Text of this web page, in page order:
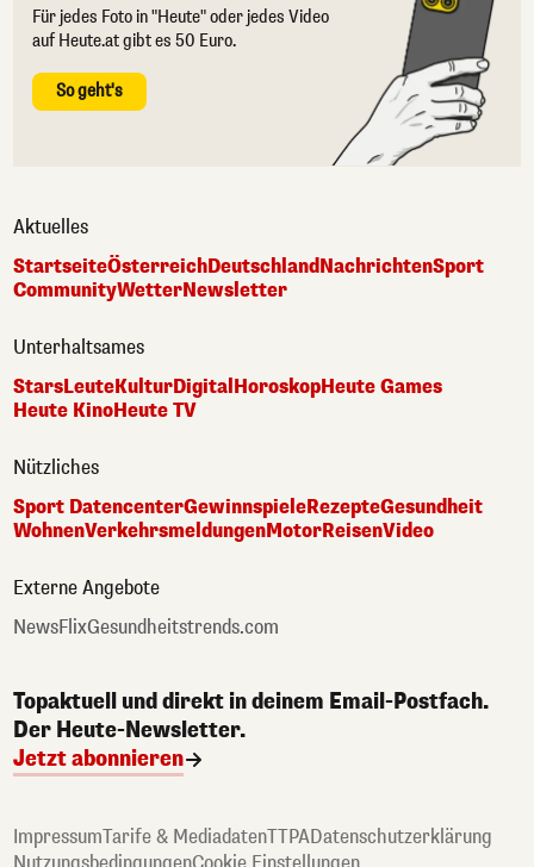
Für jedes Foto in "Heute" oder jedes Video
auf Heute.at gibt es 50 Euro.
So geht's
Aktuelles
StartseiteÖsterreichDeutschlandNachrichtenSport
CommunityWetterNewsletter
Unterhaltsames
StarsLeuteKulturDigital HoroskopHeute Games
Heute KinoHeute TV
Nützliches
Sport DatencenterGewinnspieleRezepteGesundheit
WohnenVerkehrsmeldungenMotorReisenVideo
Externe Angebote
NewsFlixGesundheitstrends.com
Topaktuell und direkt in deinem Email-Postfach.
Der Heute-Newsletter.
Jetzt abonnieren
ImpressumTarife & MediadatenTTPADatenschutzerklärung